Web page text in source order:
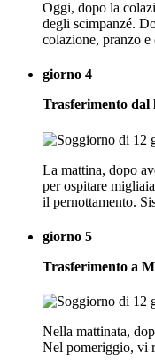
Oggi, dopo la
degli scimpanzé.
colazione, pranzo e
giorno 4
Trasferimento dal
La mattina, dopo
per ospitare
il pernottamento.
giorno 5
Trasferimento a
Nella mattinata,
Nel pomeriggio, vi